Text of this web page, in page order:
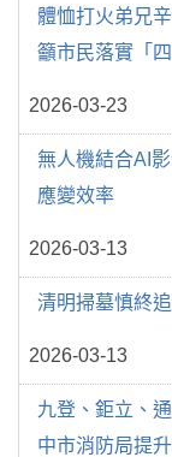
體恤打火弟兄
籲市民落實「四
2026-03-23
無人機結合AI
應變效率
2026-03-13
清明掃墓慎終
2026-03-13
九登、鉅立、
中市消防局提